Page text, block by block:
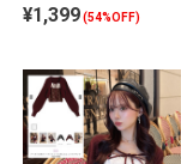
トアップ
¥1,399(54%OFF)